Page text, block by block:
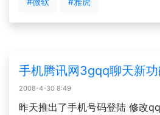
手机腾讯网3gqq聊天新
2008-4-30 8:49
昨天推出了手机号码登陆 修改